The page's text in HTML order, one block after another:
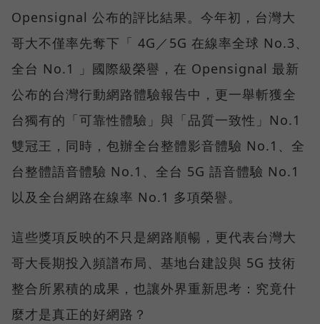
Opensignal 公布的評比結果。今年初，台灣大
哥大不僅率先奪下「 4G／5G 在線率全球 No.3、
全台 No.1 」國際級榮譽，在 Opensignal 最新
公布的台灣行動網路體驗報告中，更一舉斬獲全
台獨有的「可靠性體驗」與「品質一致性」No.1
雙冠王，同時，包辦全台整體影音體驗 No.1、全
台整體語音體驗 No.1、全台 5G 語音體驗 No.1
以及全台網路在線率 No.1 多項榮譽。
這些獎項反映的不只是網路順暢，更代表台灣大
哥大長期投入頻譜布局、基地台建設與 5G 技術
整合所累積的成果，也讓外界重新思考：究竟什
麼才是真正的好網路？